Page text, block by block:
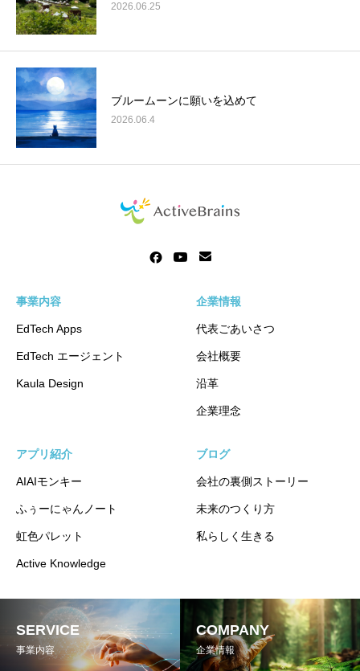
2026.06.25
ブルームーンに願いを込めて
2026.06.4
事業内容
EdTech Apps
EdTech エージェント
Kaula Design
企業情報
代表ごあいさつ
会社概要
沿革
企業理念
アプリ紹介
AIAIモンキー
ふぅーにゃんノート
虹色パレット
Active Knowledge
ブログ
会社の裏側ストーリー
未来のつくり方
私らしく生きる
SERVICE
事業内容
COMPANY
企業情報